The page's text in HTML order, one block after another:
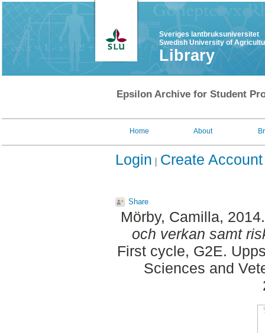
Sveriges lantbruksuniversitet
Swedish University of
Library
Epsilon Archive for Student
Home About
Login Create Account
Share
Mörby, Camilla,
och verkan samt
First cycle, G2E.
Sciences and